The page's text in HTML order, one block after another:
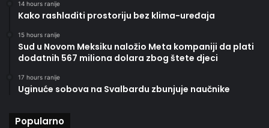
14 hours ranije
Kako rashladiti prostoriju bez klima-uređaja
15 hours ranije
Sud u Novom Meksiku naložio Meta kompaniji da plati
dodatnih 567 miliona dolara zbog štete djeci
17 hours ranije
Uginuće sobova na Svalbardu zbunjuje naučnike
Popularno